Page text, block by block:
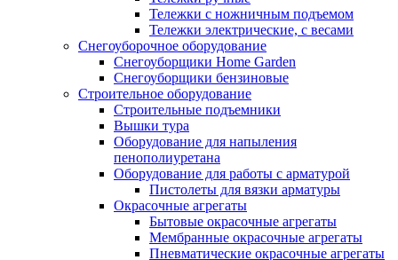
Тележки с ножничным подъемом
Тележки электрические, с весами
Снегоуборочное оборудование
Снегоуборщики Home Garden
Снегоуборщики бензиновые
Строительное оборудование
Cтроительные подъемники
Вышки тура
Оборудование для напыления
пенополиуретана
Оборудование для работы с арматурой
Пистолеты для вязки арматуры
Окрасочные агрегаты
Бытовые окрасочные агрегаты
Мембранные окрасочные агрегаты
Пневматические окрасочные агрегаты